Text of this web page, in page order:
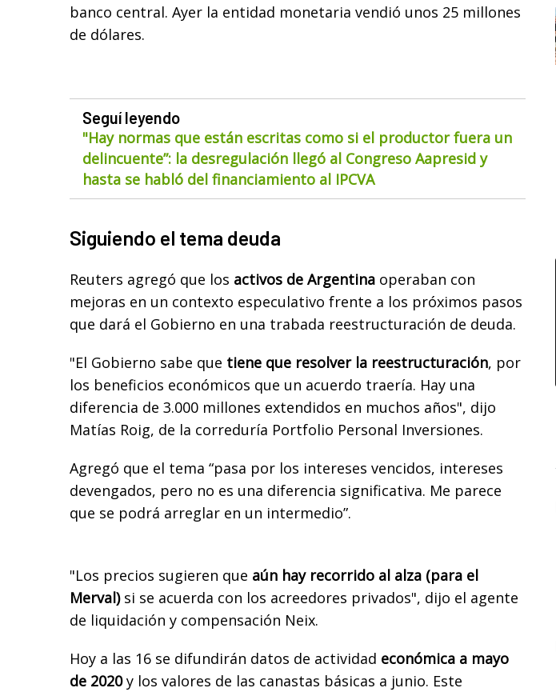
banco central. Ayer la entidad monetaria vendió unos 25 millones
de dólares.
Seguí leyendo
"Hay normas que están escritas como si el productor fuera un
delincuente”: la desregulación llegó al Congreso Aapresid y
hasta se habló del financiamiento al IPCVA
Siguiendo el tema deuda
Reuters agregó que los activos de Argentina operaban con
mejoras en un contexto especulativo frente a los próximos pasos
que dará el Gobierno en una trabada reestructuración de deuda.
"El Gobierno sabe que tiene que resolver la reestructuración, por
los beneficios económicos que un acuerdo traería. Hay una
diferencia de 3.000 millones extendidos en muchos años", dijo
Matías Roig, de la correduría Portfolio Personal Inversiones.
Agregó que el tema “pasa por los intereses vencidos, intereses
devengados, pero no es una diferencia significativa. Me parece
que se podrá arreglar en un intermedio”.
"Los precios sugieren que aún hay recorrido al alza (para el
Merval)si se acuerda con los acreedores privados", dijo el agente
de liquidación y compensación Neix.
Hoy a las 16 se difundirán datos de actividad económica a mayo
de 2020y los valores de las canastas básicas a junio. Este